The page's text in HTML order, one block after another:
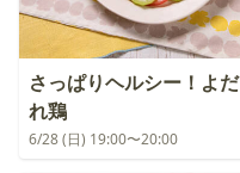
さっぱりヘルシー！よだ
れ鶏
6/28 (日) 19:00〜20:00